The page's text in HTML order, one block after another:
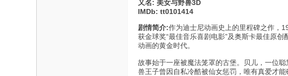
又名: 美女与野兽3D
IMDb: tt0101414
剧情简介:作为迪士尼动画史上的里程碑之作，
获金球奖“最佳音乐喜剧电影”及奥斯卡最佳原
动画的黄金时代。
故事始于一座被魔法笼罩的古堡。贝儿，一位
兽王子曾因自私冷酷被仙女惩罚，唯有真爱才